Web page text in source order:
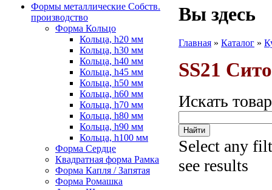
Формы металлические Собств.
производство
Форма Кольцо
Кольца, h20 мм
Кольца, h30 мм
Кольца, h40 мм
Кольца, h45 мм
Кольца, h50 мм
Кольца, h60 мм
Кольца, h70 мм
Кольца, h80 мм
Кольца, h90 мм
Кольца, h100 мм
Форма Сердце
Квадратная форма Рамка
Форма Капля / Запятая
Форма Ромашка
Вы здесь
Главная » Каталог »
SS21
Искать
Select any
see results